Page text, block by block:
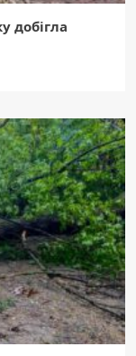
добігла